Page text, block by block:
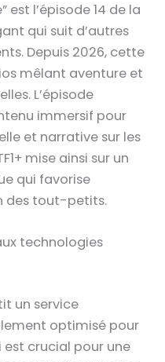
l’épisode 14 de la
qui suit d’autres
Depuis 2026, cette
mêlant aventure et
L’épisode
immersif pour
et narrative sur les
mise ainsi sur un
qui favorise
des tout-petits.
technologies
un service
optimisé pour
est crucial pour une